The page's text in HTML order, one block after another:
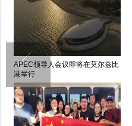
APEC领导人会议即将在莫尔兹比
港举行